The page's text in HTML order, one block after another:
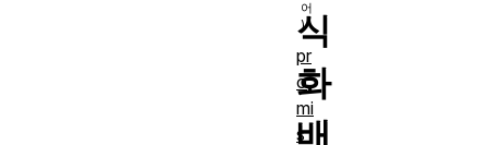
식
화
배
pr
o
mi
s